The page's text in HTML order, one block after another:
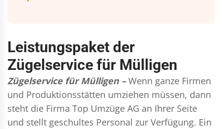
Leistungspaket der
Zügelservice für Mülligen
Zügelservice für Mülligen – Wenn ganze Firmen
und Produktionsstätten umziehen müssen, dann
steht die Firma Top Umzüge AG an Ihrer Seite
und stellt geschultes Personal zur Verfügung. Ein